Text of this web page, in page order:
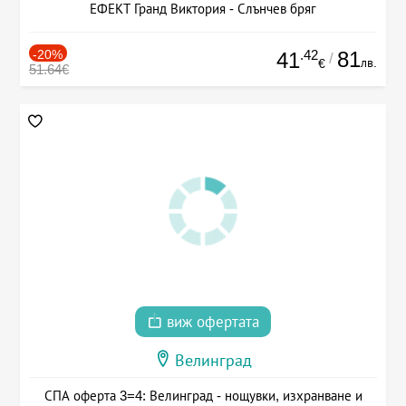
ЕФЕКТ Гранд Виктория - Слънчев бряг
-20%
51.64€ 41.42
€ / 81лв.
виж офертата
Велинград
СПА оферта 3=4: Велинград - нощувки, изхранване и